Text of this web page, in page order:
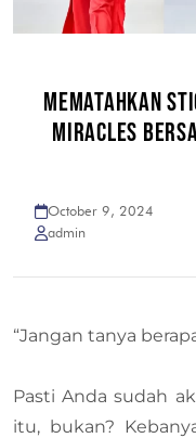
MEMATAHKAN
MIRACLES
October 9, 2024
admin
“Jangan tanya
Pasti Anda sudah
itu, bukan?